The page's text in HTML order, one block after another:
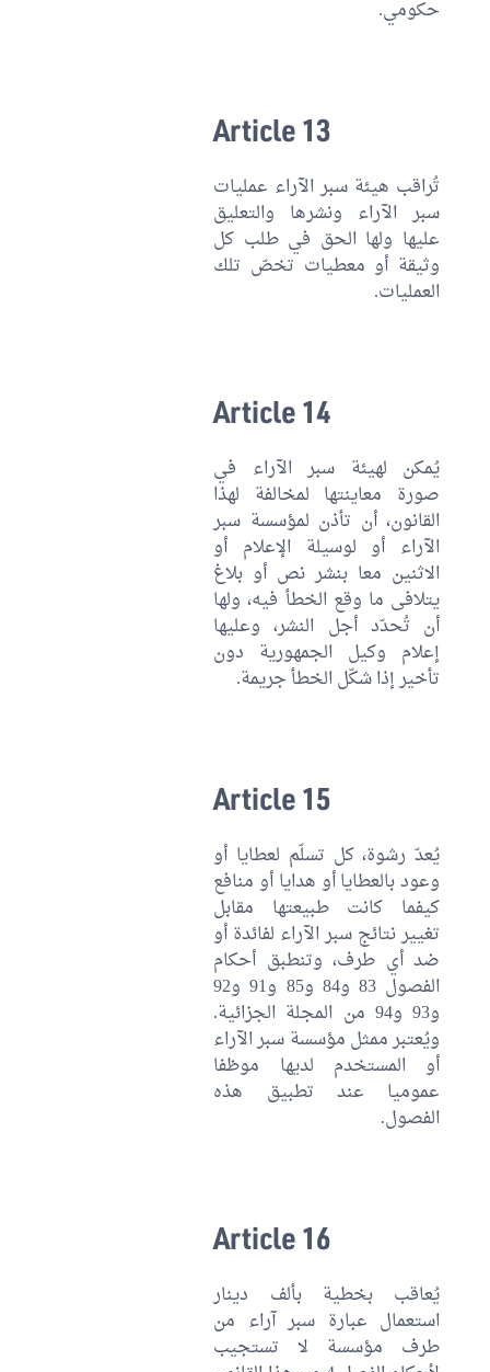
حكومي.
Article 13
تُراقب هيئة سبر الآراء عمليات
سبر الآراء ونشرها والتعليق
عليها ولها الحق في طلب كل
وثيقة أو معطيات تخصّ تلك
العمليات.
Article 14
يُمكن لهيئة سبر الآراء في
صورة معاينتها لمخالفة لهذا
القانون، أن تأذن لمؤسسة سبر
الآراء أو لوسيلة الإعلام أو
الاثنين معا بنشر نص أو بلاغ
يتلافى ما وقع الخطأ فيه، ولها
أن تُحدّد أجل النشر، وعليها
إعلام وكيل الجمهورية دون
تأخير إذا شكّل الخطأ جريمة.
Article 15
يُعدّ رشوة، كل تسلّم لعطايا أو
وعود بالعطايا أو هدايا أو منافع
كيفما كانت طبيعتها مقابل
تغيير نتائج سبر الآراء لفائدة أو
ضد أي طرف، وتنطبق أحكام
الفصول 83 و84 و85 و91 و92
و93 و94 من المجلة الجزائية.
ويُعتبر ممثل مؤسسة سبر الآراء
أو المستخدم لديها موظفا
عموميا عند تطبيق هذه
الفصول.
Article 16
يُعاقب بخطية بألف دينار
استعمال عبارة سبر آراء من
طرف مؤسسة لا تستجيب